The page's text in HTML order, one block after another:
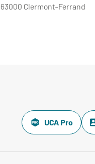
63000 Clermont-Ferrand
UCA Pro